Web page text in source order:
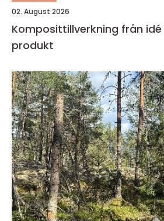
02. August 2026
Komposittillverkning från idé till färdig
produkt